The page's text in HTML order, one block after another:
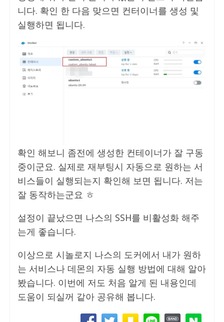
니다. 확인 한 다음 맞으면 컨터이너를 생성 및
실행하면 됩니다.
확인 해보니 좀전에 생성한 컨테이너가 잘 구동
중이군요. 실제로 재부팅시 자동으로 원하는 서
비스들이 실행되는지 확인해 보면 됩니다. 저는
잘 동작하는군요 ㅎ
설정이 끝났으면 나스의 SSH를 비활성화 해주
는게 좋습니다.
이상으로 시놀로지 나스의 도커에서 내가 원하
는 서비스나 데몬의 자동 실행 방법에 대해 알아
봤습니다. 이번에 저도 처음 알게 된 내용인데
도움이 되실꺼 같아 공유해 봅니다.